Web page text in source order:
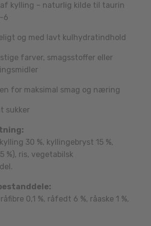
af kylling – naturlig kilde til taurin
6
og med lavt kulhydratindhold
farver, smagsstoffer eller
for maksimal smag og næring
sukker
30 %, kyllingebryst 15 %,
%), ris, vegetabilsk
0,1 %, råfedt 6 %, råaske 1 %,